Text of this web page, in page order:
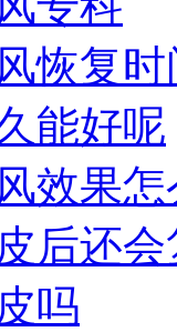
恢复
能好呢
效果怎
后还
吗